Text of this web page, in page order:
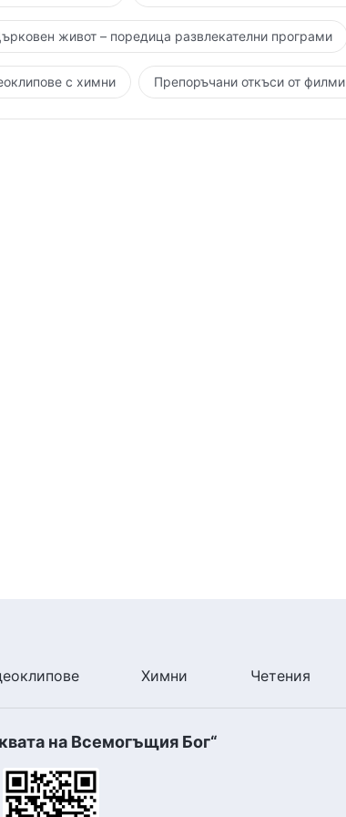
живот – поредица развлекателни програми
с химни Препоръчани откъси от филми
Химни Четения
на Всемогъщия Бог“